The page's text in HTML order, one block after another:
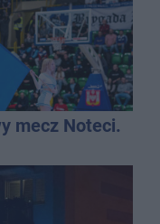
mecz Noteci.